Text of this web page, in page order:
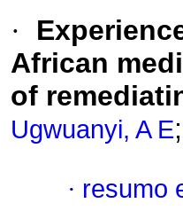
·
African
of
Ugwuanyi, A E;
· resumo